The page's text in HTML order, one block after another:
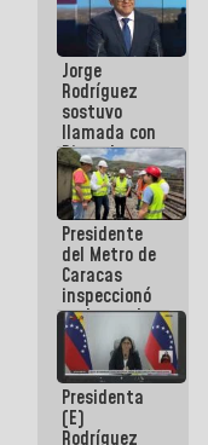
"Héroe de
Venezuela"
a servidores
públicos
Jorge
Rodríguez
sostuvo
llamada con
Dinorah
Figuera y
acuerdan
primer
encuentro
presencial
para el
diálogo
Presidente
del Metro de
Caracas
inspeccionó
trabajos de
rehabilitación
y
modernización
de la vía
férrea
Presidenta
(E)
Rodríguez